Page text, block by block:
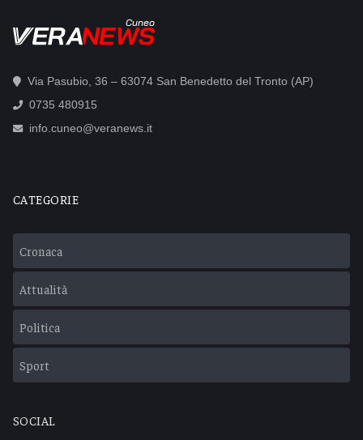
Cuneo
Via Pasubio, 36 – 63074 San Benedetto del Tronto (AP)
0735 480915
info.cuneo@veranews.it
CATEGORIE
Cronaca
Attualità
Politica
Sport
SOCIAL